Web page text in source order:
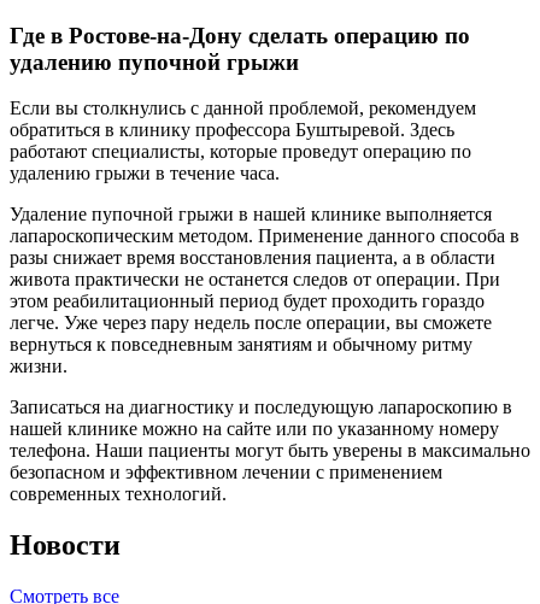
Где в Ростове-на-Дону сделать операцию по
удалению пупочной грыжи
Если вы столкнулись с данной проблемой, рекомендуем
обратиться в клинику профессора Буштыревой. Здесь
работают специалисты, которые проведут операцию по
удалению грыжи в течение часа.
Удаление пупочной грыжи в нашей клинике выполняется
лапароскопическим методом. Применение данного способа в
разы снижает время восстановления пациента, а в области
живота практически не останется следов от операции. При
этом реабилитационный период будет проходить гораздо
легче. Уже через пару недель после операции, вы сможете
вернуться к повседневным занятиям и обычному ритму
жизни.
Записаться на диагностику и последующую лапароскопию в
нашей клинике можно на сайте или по указанному номеру
телефона. Наши пациенты могут быть уверены в максимально
безопасном и эффективном лечении с применением
современных технологий.
Новости
Смотреть все